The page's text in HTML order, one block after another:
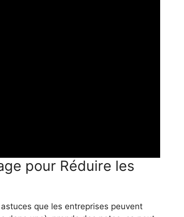
pour Réduire les
que les entreprises peuvent